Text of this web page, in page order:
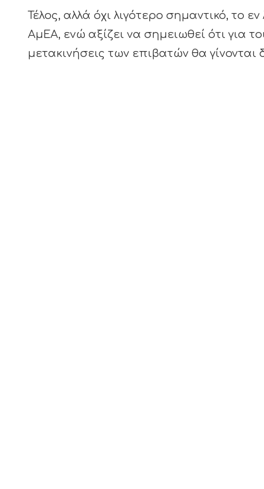
Τέλος, αλλά όχι λιγότερο σημαντικό, το
ΑμΕΑ, ενώ αξίζει να σημειωθεί ότι για
μετακινήσεις των επιβατών θα γίνονται